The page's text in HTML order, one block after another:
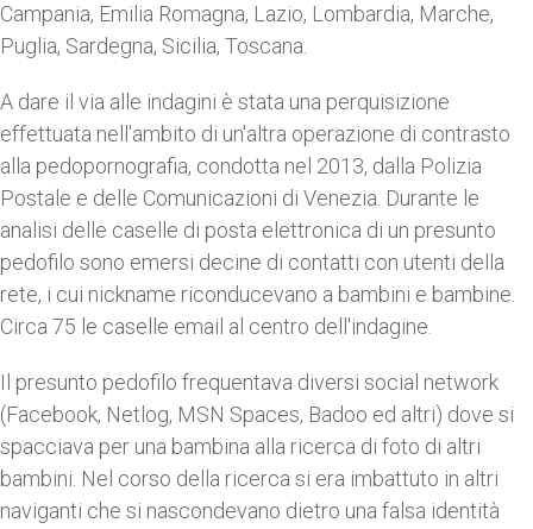
Campania, Emilia Romagna, Lazio, Lombardia, Marche,
Puglia, Sardegna, Sicilia, Toscana.
A dare il via alle indagini è stata una perquisizione
effettuata nell'ambito di un'altra operazione di contrasto
alla pedopornografia, condotta nel 2013, dalla Polizia
Postale e delle Comunicazioni di Venezia. Durante le
analisi delle caselle di posta elettronica di un presunto
pedofilo sono emersi decine di contatti con utenti della
rete, i cui nickname riconducevano a bambini e bambine.
Circa 75 le caselle email al centro dell'indagine.
Il presunto pedofilo frequentava diversi social network
(Facebook, Netlog, MSN Spaces, Badoo ed altri) dove si
spacciava per una bambina alla ricerca di foto di altri
bambini. Nel corso della ricerca si era imbattuto in altri
naviganti che si nascondevano dietro una falsa identità